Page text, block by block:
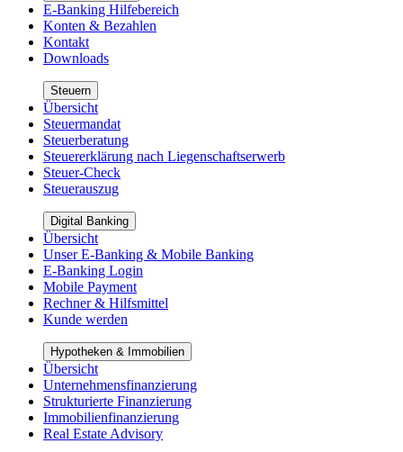
E-Banking Hilfebereich
Konten & Bezahlen
Kontakt
Downloads
Steuern
Übersicht
Steuermandat
Steuerberatung
Steuererklärung nach Liegenschaftserwerb
Steuer-Check
Steuerauszug
Digital Banking
Übersicht
Unser E-Banking & Mobile Banking
E-Banking Login
Mobile Payment
Rechner & Hilfsmittel
Kunde werden
Hypotheken & Immobilien
Übersicht
Unternehmensfinanzierung
Strukturierte Finanzierung
Immobilienfinanzierung
Real Estate Advisory